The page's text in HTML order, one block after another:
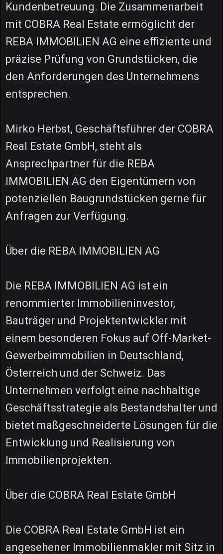
Kundenbetreuung. Die Zusammenarbeit
mit COBRA Real Estate ermöglicht der
REBA IMMOBILIEN AG eine effiziente und
präzise Prüfung von Grundstücken, die
den Anforderungen des Unternehmens
entsprechen.
Mirko Herbst, Geschäftsführer der COBRA
Real Estate GmbH, steht als
Ansprechpartner für die REBA
IMMOBILIEN AG den Eigentümern von
potenziellen Baugrundstücken gerne für
Anfragen zur Verfügung.
Über die REBA IMMOBILIEN AG
Die REBA IMMOBILIEN AG ist ein
renommierter Immobilieninvestor,
Bauträger und Projektentwickler mit
einem besonderen Fokus auf Off-Market-
Gewerbeimmobilien in Deutschland,
Österreich und der Schweiz. Das
Unternehmen verfolgt eine nachhaltige
Geschäftsstrategie als Bestandshalter und
bietet maßgeschneiderte Lösungen für die
Entwicklung und Realisierung von
Immobilienprojekten.
Über die COBRA Real Estate GmbH
Die COBRA Real Estate GmbH ist ein
angesehener Immobilienmakler mit Sitz in